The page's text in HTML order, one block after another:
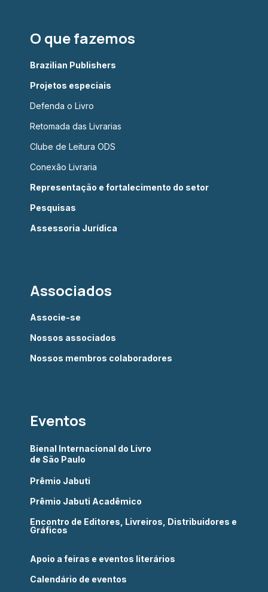
O que fazemos
Brazilian Publishers
Projetos especiais
Defenda o Livro
Retomada das Livrarias
Clube de Leitura ODS
Conexão Livraria
Representação e fortalecimento do setor
Pesquisas
Assessoria Jurídica
Associados
Associe-se
Nossos associados
Nossos membros colaboradores
Eventos
Bienal Internacional do Livro
de São Paulo
Prêmio Jabuti
Prêmio Jabuti Acadêmico
Encontro de Editores, Livreiros, Distribuidores e
Gráficos
Apoio a feiras e eventos literários
Calendário de eventos